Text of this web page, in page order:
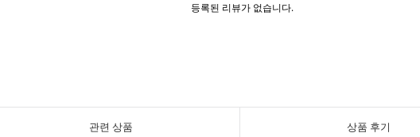
등록된 리뷰가 없습니다.
관련 상품 상품 후기